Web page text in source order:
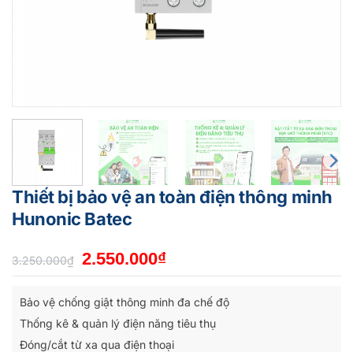
Thiết bị bảo vệ an toàn điện thông minh
Hunonic Batec
3.250.000₫
Giá
gốc
là:
3.250.000₫.
2.550.000₫Giá
hiện
tại
là:
2.550.000₫.
Bảo vệ chống giật thông minh đa chế độ
Thống kê & quản lý điện năng tiêu thụ
Đóng/cắt từ xa qua điện thoại